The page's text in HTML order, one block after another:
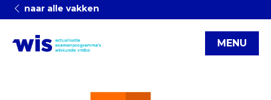
naar alle vakken
MENU